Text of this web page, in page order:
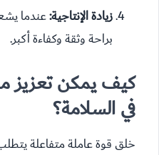
زيادة الإنتاجية:عندما
براحة وثقة وكفاءة أكبر.
كيف يمكن تعزيز
في السلامة؟
خلق قوة عاملة متفاعلة